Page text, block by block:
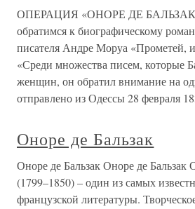
ОПЕРАЦИЯ «ОНОРЕ ДЕ БАЛЬЗАК»
обратимся к биографическому
писателя Андре Моруа «Прометей,
«Среди множества писем, которые
женщин, он обратил внимание на
отправлено из Одессы 28 февраля
Оноре де Бальзак
Оноре де Бальзак Оноре де Бальзак
(1799–1850) – один из самых
французской литературы.